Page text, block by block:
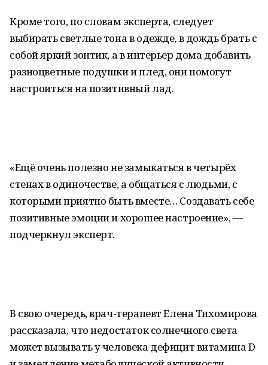
Кроме того, по словам эксперта, следует
выбирать светлые тона в одежде, в дождь брать с
собой яркий зонтик, а в интерьер дома добавить
разноцветные подушки и плед, они помогут
настроиться на позитивный лад.
«Ещё очень полезно не замыкаться в четырёх
стенах в одиночестве, а общаться с людьми, с
которыми приятно быть вместе… Создавать себе
позитивные эмоции и хорошее настроение», —
подчеркнул эксперт.
В свою очередь, врач-терапевт Елена Тихомирова
рассказала, что недостаток солнечного света
может вызывать у человека дефицит витамина D